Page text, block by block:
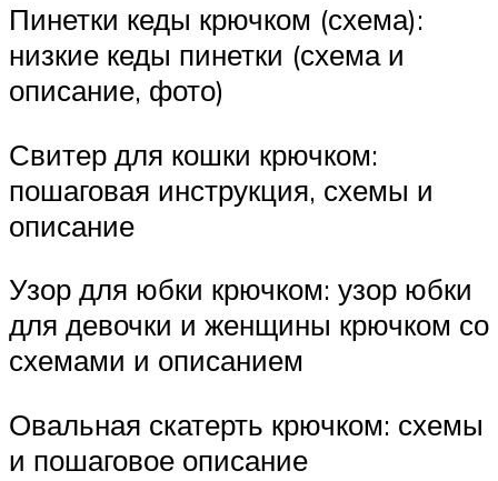
Пинетки кеды крючком (схема):
низкие кеды пинетки (схема и
описание, фото)
Свитер для кошки крючком:
пошаговая инструкция, схемы и
описание
Узор для юбки крючком: узор юбки
для девочки и женщины крючком со
схемами и описанием
Овальная скатерть крючком: схемы
и пошаговое описание